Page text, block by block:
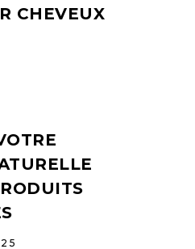
CHEVEUX